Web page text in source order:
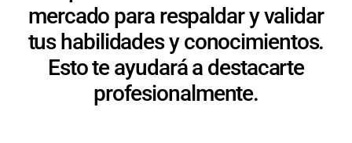
mercado para respaldar y validar
tus habilidades y conocimientos.
Esto te ayudará a destacarte
profesionalmente.